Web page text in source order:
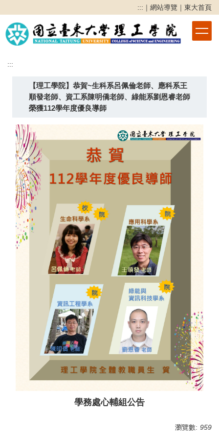
到
主
要
區
::: ｜ 網站導覽 ｜ 東大首頁
:::
【理工學院】恭賀~生科系呂佩倫老師、應科系王
順發老師、資工系陳明僑老師、綠能系劉恩睿老師
榮獲112學年度優良導師
學務處心輔組公告
瀏覽數: 959